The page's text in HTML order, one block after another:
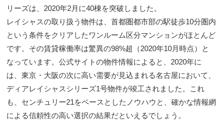
リーズは、2020年2月に40棟を突破しました。
レイシャスの取り扱う物件は、首都圏都市部の駅徒歩10分圏内
という条件をクリアしたワンルーム区分マンションがほとんど
です。その賃貸稼働率は驚異の98%超（2020年10月時点）と
なっています。公式サイトの物件情報によると、2020年に
は、東京・大阪の次に高い需要が見込まれる名古屋において、
ディアレイシャスシリーズ1号物件が竣工されました。これ
も、センチュリー21をベースとしたノウハウと、確かな情報網
による信頼性の高い選択の結果だといえるでしょう。